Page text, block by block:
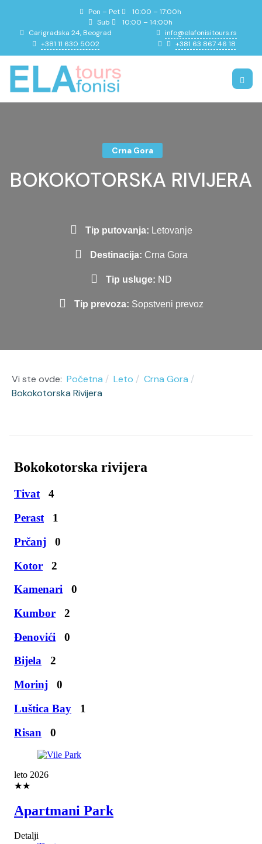
Pon – Pet
10:00 – 17:00h
Sub
10:00 – 14:00h
Carigradska 24, Beograd
info@elafonisitours.rs
+381 11 630 5002
+381 63 867 46 18
BOKOKOTORSKA RIVIJERA
Crna Gora
Tip putovanja: Letovanje
Destinacija: Crna Gora
Tip usluge: ND
Tip prevoza: Sopstveni prevoz
Vi ste ovde: Početna Leto
Crna Gora
Bokokotorska Rivijera